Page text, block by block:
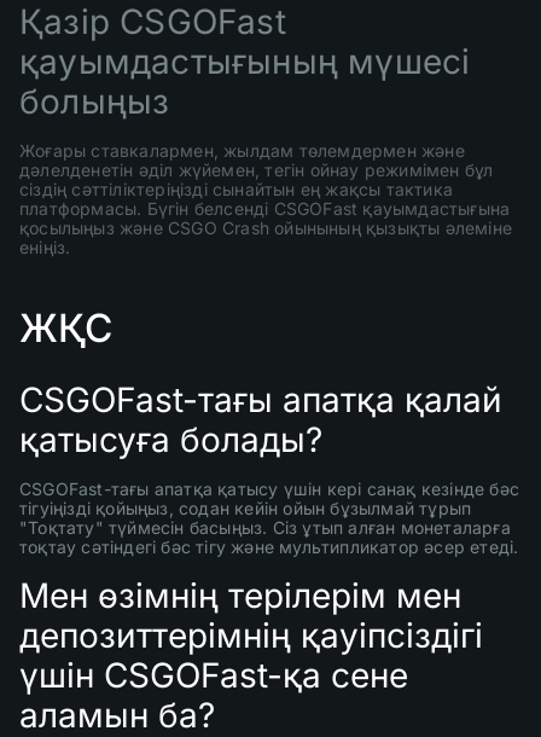
Қазір CSGOFast
қауымдастығының мүшесі
болыңыз
Жоғары ставкалармен, жылдам төлемдермен және
дәлелденетін әділ жүйемен, тегін ойнау режимімен бұл
сіздің сәттіліктеріңізді сынайтын ең жақсы тактика
платформасы. Бүгін белсенді CSGOFast қауымдастығына
қосылыңыз және CSGO Crash ойынының қызықты әлеміне
еніңіз.
ЖҚС
CSGOFast-тағы апатқа қалай
қатысуға болады?
CSGOFast-тағы апатқа қатысу үшін кері санақ кезінде бәс
тігуіңізді қойыңыз, содан кейін ойын бұзылмай тұрып
"Тоқтату" түймесін басыңыз. Сіз ұтып алған монеталарға
тоқтау сәтіндегі бәс тігу және мультипликатор әсер етеді.
Мен өзімнің терілерім мен
депозиттерімнің қауіпсіздігі
үшін CSGOFast-қа сене
аламын ба?